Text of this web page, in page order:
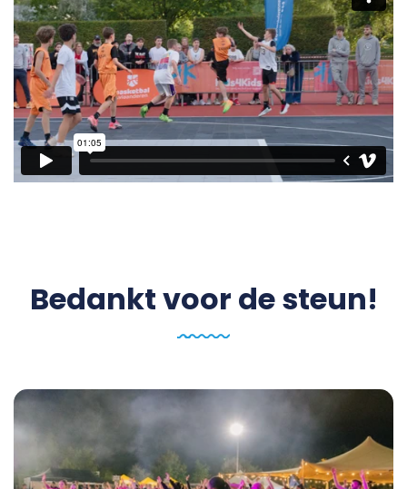
Bedankt voor de steun!